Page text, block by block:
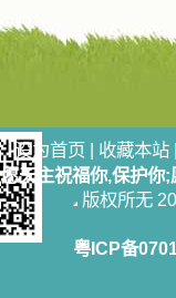
设为首页 | 收藏本站
愿天主祝福你,保护你
版权所无
粤ICP备